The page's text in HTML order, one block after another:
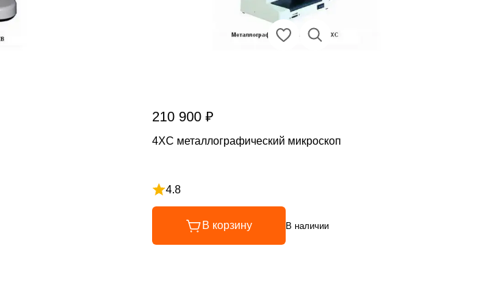
210 900 ₽
4XC металлографический микроскоп
4.8
Рейтинг 4.8 из 5
В корзину В наличии